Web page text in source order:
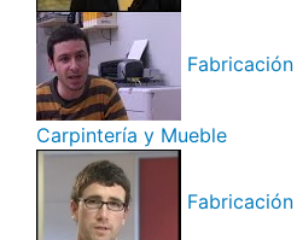
Carpintería y Mueble